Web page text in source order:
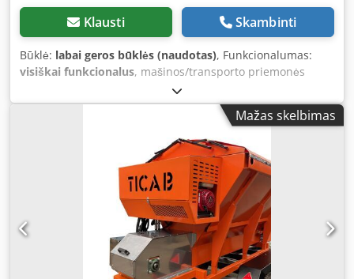
Klausti Skambinti
Būklė: labai geros būklės (naudotas), Funkcionalumas:
visiškai funkcionalus, mašinos/transporto priemonės
VF620M860KB003053
registracija:11/2018, kuro tipas:dyzelinas, tuščias svoris:
, padangos dydis:
6x2, ratų bazė:
, kuras:dyzelinas, stabdžiai:
, spalva:balta , pavaros tipas: automatinis
Euro 6, pakaba: plienas-oras
, sėdimų vietų
, bendras ilgis:9 100 mm, bendras plotis:
mm
, bendras aukštis:3 450 mm, krovinio erdvės tūris:
19,5 m³
, Gamybos metai:2018, veikimo valandos: 12 595 h,
ABS, Tachografas, borto kompiuteris, centrinis
užraktas, kruizo kontrolė, oro kondicionavimas,
Mažas skelbimas